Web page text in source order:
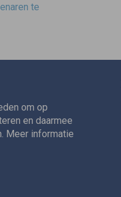
te
om op
en daarmee
Meer informatie